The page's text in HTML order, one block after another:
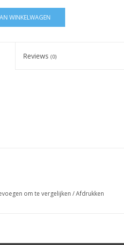
WINKELWAGEN
Reviews (0)
om te vergelijken /Afdrukken